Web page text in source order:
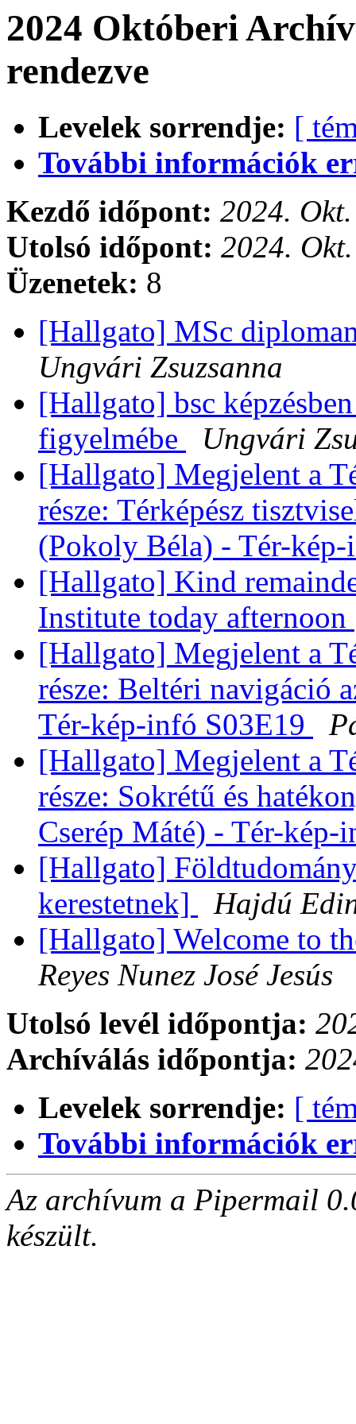
2024 Októberi
rendezve
Levelek sorrendje: [
További információk
Kezdő időpont: 2024.
Utolsó időpont: 2024.
Üzenetek: 8
[Hallgato] MSc
Ungvári Zsuzsanna
[Hallgato] bsc
figyelmébe
Ungvári
[Hallgato] Megjelent a
része: Térképész
(Pokoly Béla) - Tér-
[Hallgato] Kind
Institute today afternoon
[Hallgato] Megjelent a
része: Beltéri navigáció
Tér-kép-infó S03E19
[Hallgato] Megjelent a
része: Sokrétű és
Cserép Máté) - Tér-
[Hallgato]
kerestetnek]
Hajdú
[Hallgato] Welcome to
Reyes Nunez José Jesús
Utolsó levél időpontja:
Archíválás időpontja:
Levelek sorrendje: [
További információk
Az archívum a Pipermail
készült.